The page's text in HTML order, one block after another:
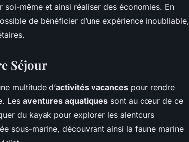
même et ainsi réaliser des économies. En
de bénéficier d’une expérience inoubliable,
Séjour
multitude d’activités vacances pour rendre
Les aventures aquatiques sont au cœur de ce
du kayak pour explorer les alentours
sous-marine, découvrant ainsi la faune marine